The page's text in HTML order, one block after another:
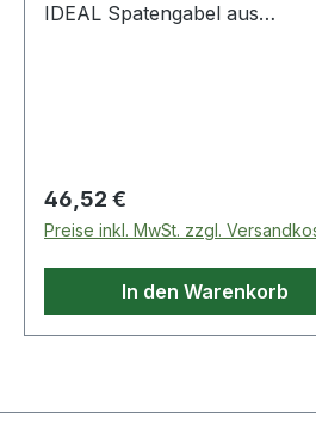
IDEAL Spatengabel aus
Regulärer Preis:
46,52 €
Preise inkl. MwSt. zzgl.
In den Warenkorb